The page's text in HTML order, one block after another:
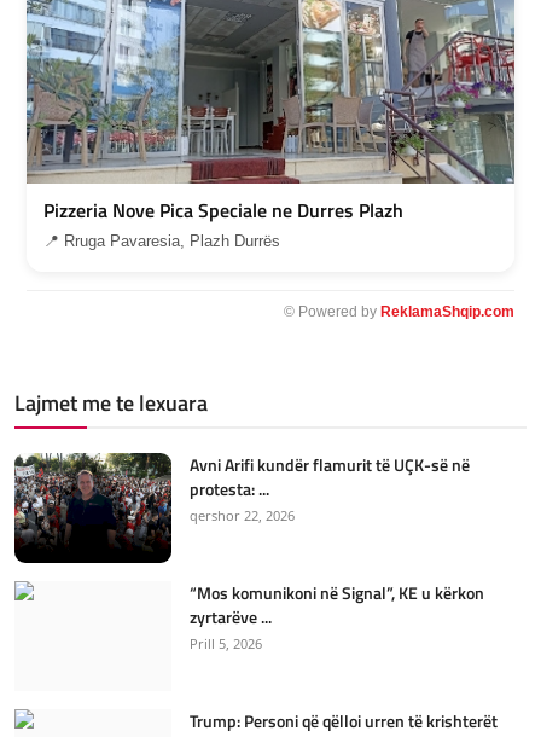
Pizzeria Nove Pica Speciale ne Durres Plazh
📍 Rruga Pavaresia, Plazh Durrës
© Powered by ReklamaShqip.com
Lajmet me te lexuara
Avni Arifi kundër flamurit të UÇK-së në
protesta: ...
qershor 22, 2026
“Mos komunikoni në Signal”, KE u kërkon
zyrtarëve ...
Prill 5, 2026
Trump: Personi që qëlloi urren të krishterët